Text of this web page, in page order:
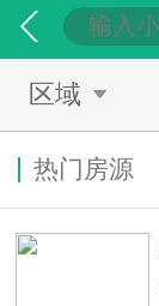
区域
热门房源